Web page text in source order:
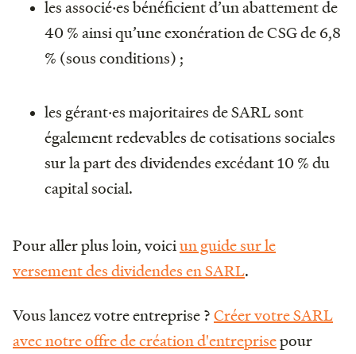
les associé‧es bénéficient d’un abattement de
40 % ainsi qu’une exonération de CSG de 6,8
% (sous conditions) ;
les gérant‧es majoritaires de SARL sont
également redevables de cotisations sociales
sur la part des dividendes excédant 10 % du
capital social.
Pour aller plus loin, voiciun guide sur le
versement des dividendes en SARL.
Vous lancez votre entreprise ?Créer votre SARL
avec notre offre de création d'entreprisepour